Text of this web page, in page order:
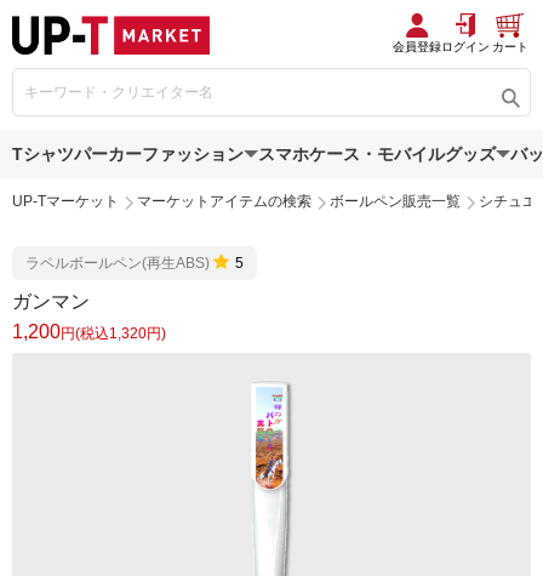
会員登録ログイン カート
Tシャツパーカーファッション スマホケース・モバイルグッズ バ
UP-Tマーケット マーケットアイテムの検索 ボールペン販売一覧 シチュエ
ラペルボールペン(再生ABS) 5
ガンマン
1,200円(税込1,320円)